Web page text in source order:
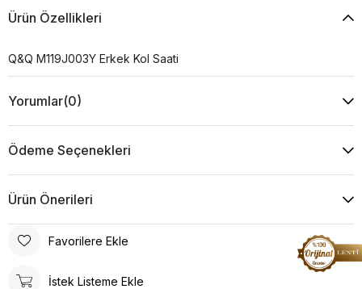
Ürün Özellikleri
Q&Q M119J003Y Erkek Kol Saati
Yorumlar(0)
Ödeme Seçenekleri
Ürün Önerileri
Favorilere Ekle
İstek Listeme Ekle